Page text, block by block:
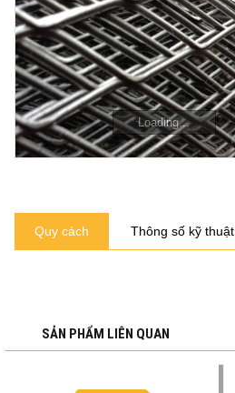
Loading...
Quy cách Thông số kỹ thuật
SẢN PHẨM LIÊN QUAN